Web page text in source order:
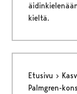
kieltä.
Etusivu
Palmgren-